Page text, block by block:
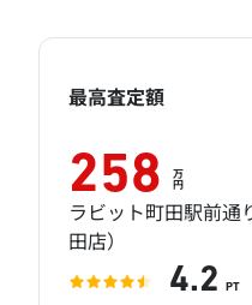
最高査定額
258 万
円
ラビット町田駅前通
田店）
4.2 PT